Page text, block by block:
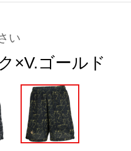
い
×V.ゴールド